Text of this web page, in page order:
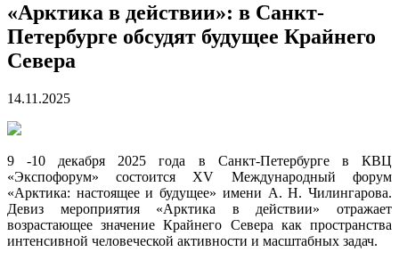
«Арктика в действии»: в Санкт-
Петербурге обсудят будущее Крайнего
Севера
14.11.2025
9 -10 декабря 2025 года в Санкт-Петербурге в КВЦ
«Экспофорум» состоится XV Международный форум
«Арктика: настоящее и будущее» имени А. Н. Чилингарова.
Девиз мероприятия «Арктика в действии» отражает
возрастающее значение Крайнего Севера как пространства
интенсивной человеческой активности и масштабных задач.